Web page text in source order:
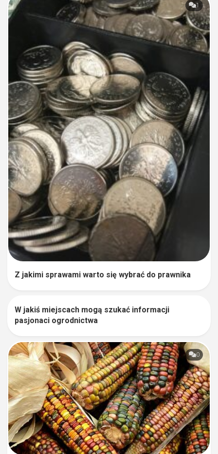
1
Z jakimi sprawami warto się wybrać do prawnika
W jakiś miejscach mogą szukać informacji
pasjonaci ogrodnictwa
0